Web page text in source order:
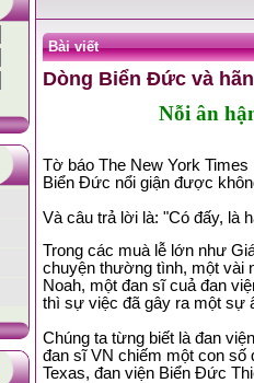
Bài viết
Dòng Biển Đức và
Nỗi ân
Tờ báo The New York
Biển Đức nổi giận được
Và câu trả lời là: "Có đấy, là
Trong các muà lễ lớn như
chuyện thường tình, một vài
Noah, một đan sĩ cuả đan
thì sự việc đã gây ra một sự
Chúng ta từng biết là đan
đan sĩ VN chiếm một con số
Texas, đan viện Biển Đức